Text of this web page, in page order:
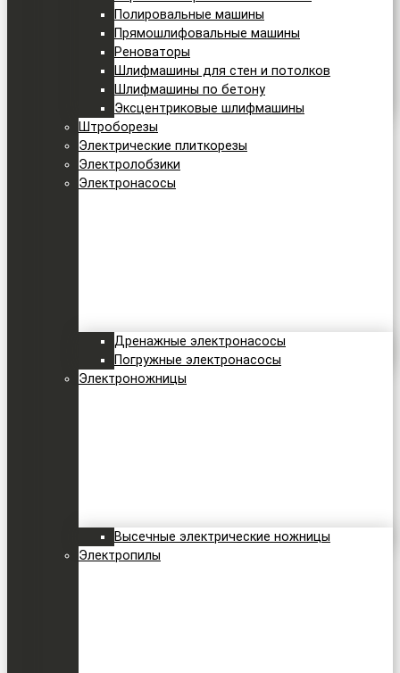
Полировальные машины
Прямошлифовальные машины
Реноваторы
Шлифмашины для стен и потолков
Шлифмашины по бетону
Эксцентриковые шлифмашины
Штроборезы
Электрические плиткорезы
Электролобзики
Электронасосы
Дренажные электронасосы
Погружные электронасосы
Электроножницы
Высечные электрические ножницы
Электропилы